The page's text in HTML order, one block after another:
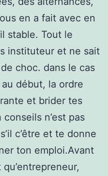
en a fait avec en
stable. Tout le
instituteur et ne sait
choc. dans le cas
début, la ordre
et brider tes
n’est pas
c’être et te donne
ton emploi.Avant